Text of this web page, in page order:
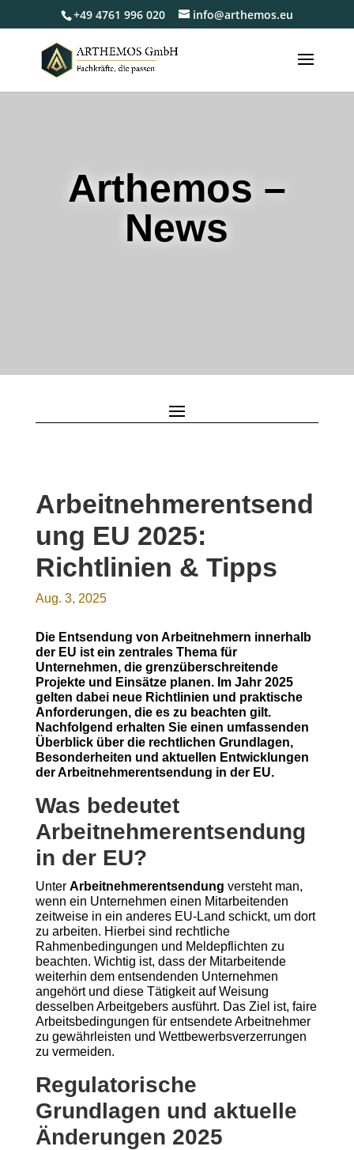
+49 4761 996 020 info@arthemos.eu
Arthemos –
News
Arbeitnehmerentsend
ung EU 2025:
Richtlinien & Tipps
Aug. 3, 2025
Die Entsendung von Arbeitnehmern innerhalb
der EU ist ein zentrales Thema für
Unternehmen, die grenzüberschreitende
Projekte und Einsätze planen. Im Jahr 2025
gelten dabei neue Richtlinien und praktische
Anforderungen, die es zu beachten gilt.
Nachfolgend erhalten Sie einen umfassenden
Überblick über die rechtlichen Grundlagen,
Besonderheiten und aktuellen Entwicklungen
der Arbeitnehmerentsendung in der EU.
Was bedeutet
Arbeitnehmerentsendung
in der EU?
Unter Arbeitnehmerentsendung versteht man,
wenn ein Unternehmen einen Mitarbeitenden
zeitweise in ein anderes EU-Land schickt, um dort
zu arbeiten. Hierbei sind rechtliche
Rahmenbedingungen und Meldepflichten zu
beachten. Wichtig ist, dass der Mitarbeitende
weiterhin dem entsendenden Unternehmen
angehört und diese Tätigkeit auf Weisung
desselben Arbeitgebers ausführt. Das Ziel ist, faire
Arbeitsbedingungen für entsendete Arbeitnehmer
zu gewährleisten und Wettbewerbsverzerrungen
zu vermeiden.
Regulatorische
Grundlagen und aktuelle
Änderungen 2025